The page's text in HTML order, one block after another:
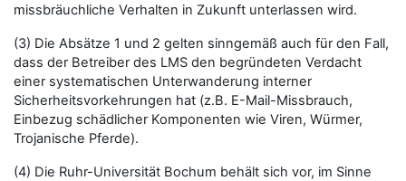
missbräuchliche Verhalten in Zukunft unterlassen wird.
(3) Die Absätze 1 und 2 gelten sinngemäß auch für den Fall,
dass der Betreiber des LMS den begründeten Verdacht
einer systematischen Unterwanderung interner
Sicherheitsvorkehrungen hat (z.B. E-Mail-Missbrauch,
Einbezug schädlicher Komponenten wie Viren, Würmer,
Trojanische Pferde).
(4) Die Ruhr-Universität Bochum behält sich vor, im Sinne